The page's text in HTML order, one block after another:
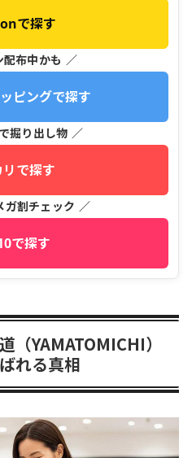
で探す
配布中かも ／
ピングで探す
掘り出し物 ／
で探す
割チェック ／
で探す
（YAMATOMICHI）
れる真相